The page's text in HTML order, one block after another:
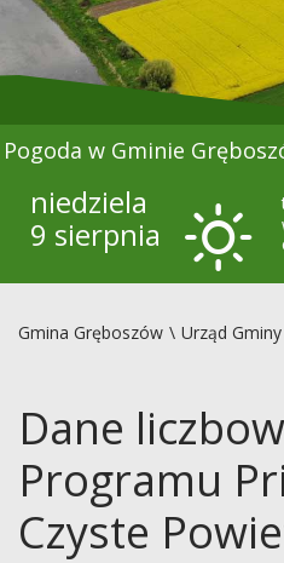
Pogoda w Gminie
niedziela
9 sierpnia
Gmina Gręboszów Urząd Gminy
Dane
Programu
Czyste